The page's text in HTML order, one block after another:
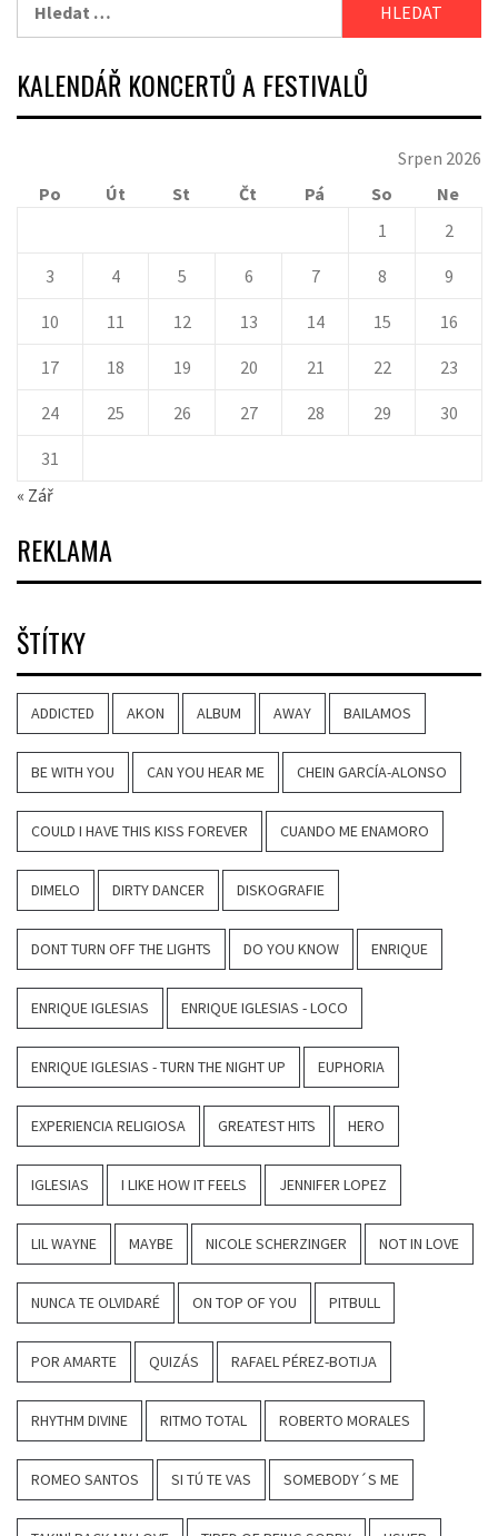
KALENDÁŘ KONCERTŮ A FESTIVALŮ
Srpen 2026
Po
Út St Čt Pá So
Ne
1
2
3 4 5 6 7 8 9
10 11 12 13 14 15 16
17 18 19 20 21 22 23
24 25 26 27 28 29 30
31
« Zář
REKLAMA
ŠTÍTKY
ADDICTED AKON ALBUM AWAY BAILAMOS
BE WITH YOU CAN YOU HEAR ME CHEIN GARCÍA-ALONSO
COULD I HAVE THIS KISS FOREVER CUANDO ME ENAMORO
DIMELO DIRTY DANCER DISKOGRAFIE
DONT TURN OFF THE LIGHTS DO YOU KNOW ENRIQUE
ENRIQUE IGLESIAS ENRIQUE IGLESIAS - LOCO
ENRIQUE IGLESIAS - TURN THE NIGHT UP EUPHORIA
EXPERIENCIA RELIGIOSA GREATEST HITS HERO
IGLESIAS I LIKE HOW IT FEELS JENNIFER LOPEZ
LIL WAYNE MAYBE NICOLE SCHERZINGER NOT IN LOVE
NUNCA TE OLVIDARÉ ON TOP OF YOU PITBULL
POR AMARTE QUIZÁS RAFAEL PÉREZ-BOTIJA
RHYTHM DIVINE RITMO TOTAL ROBERTO MORALES
ROMEO SANTOS SI TÚ TE VAS SOMEBODY´S ME